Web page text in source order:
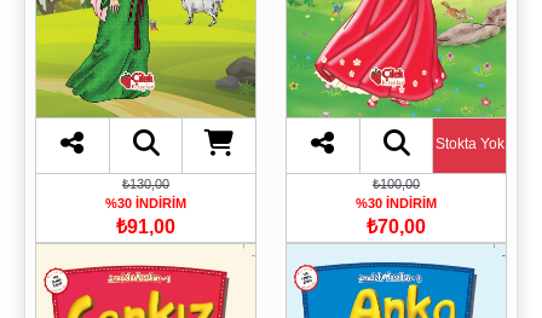
₺130,00
%30 İNDİRİM
₺91,00
Stokta Yok
₺100,00
%30 İNDİRİM
₺70,00